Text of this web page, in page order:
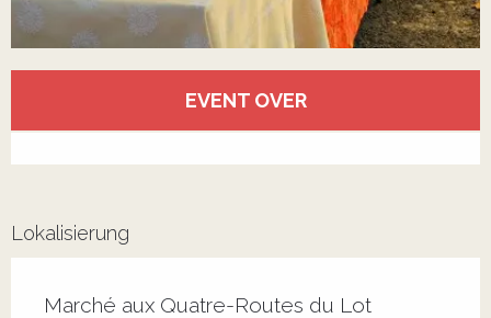
EVENT OVER
Lokalisierung
Marché aux Quatre-Routes du Lot